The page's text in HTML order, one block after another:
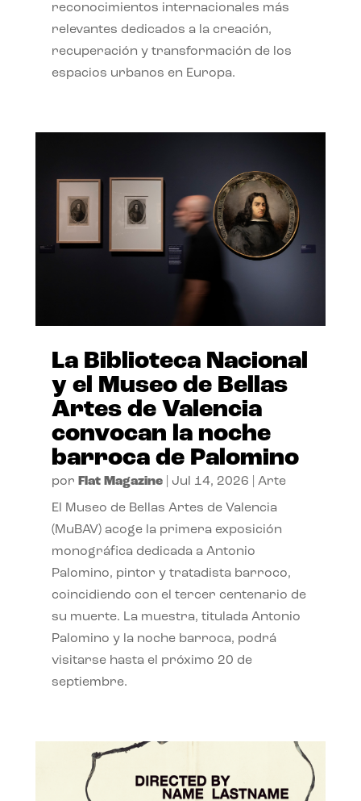
reconocimientos internacionales más
relevantes dedicados a la creación,
recuperación y transformación de los
espacios urbanos en Europa.
La Biblioteca Nacional
y el Museo de Bellas
Artes de Valencia
convocan la noche
barroca de Palomino
por Flat Magazine| Jul 14, 2026 Arte
El Museo de Bellas Artes de Valencia
(MuBAV) acoge la primera exposición
monográfica dedicada a Antonio
Palomino, pintor y tratadista barroco,
coincidiendo con el tercer centenario de
su muerte. La muestra, titulada Antonio
Palomino y la noche barroca, podrá
visitarse hasta el próximo 20 de
septiembre.